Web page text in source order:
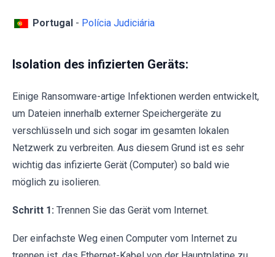
Portugal - Polícia Judiciária
Isolation des infizierten Geräts:
Einige Ransomware-artige Infektionen werden entwickelt,
um Dateien innerhalb externer Speichergeräte zu
verschlüsseln und sich sogar im gesamten lokalen
Netzwerk zu verbreiten. Aus diesem Grund ist es sehr
wichtig das infizierte Gerät (Computer) so bald wie
möglich zu isolieren.
Schritt 1: Trennen Sie das Gerät vom Internet.
Der einfachste Weg einen Computer vom Internet zu